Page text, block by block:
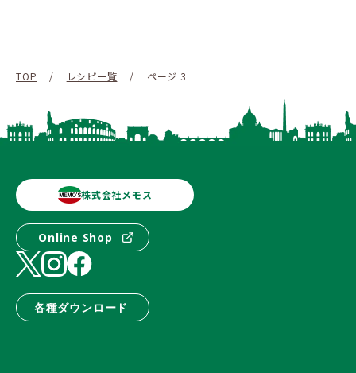
TOP / レシピ一覧 / ページ 3
株式会社メモス
Online Shop
各種ダウンロード